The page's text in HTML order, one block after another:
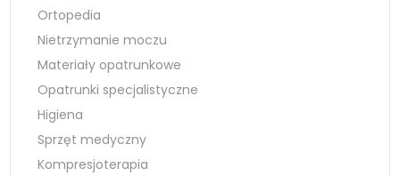
Ortopedia
Nietrzymanie moczu
Materiały opatrunkowe
Opatrunki specjalistyczne
Higiena
Sprzęt medyczny
Kompresjoterapia